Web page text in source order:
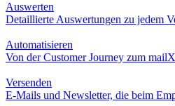
Auswerten
Detaillierte Auswertungen zu jedem
Automatisieren
Von der Customer Journey zum
Versenden
E‑Mails und Newsletter, die beim